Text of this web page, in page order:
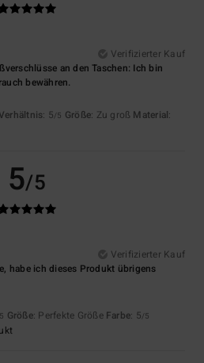
Verifizierter Kauf
an den Taschen: Ich bin
bewähren.
: 5/5 Größe: Zu groß Material:
5/5
Verifizierter Kauf
habe ich dieses Produkt übrigens
Größe: Perfekte Größe Farbe: 5/5